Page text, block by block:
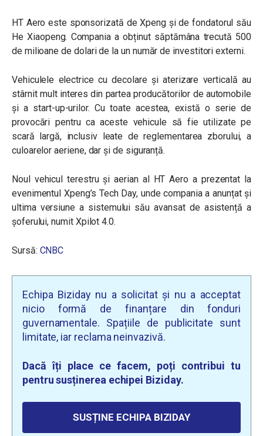
HT Aero este sponsorizată de Xpeng și de fondatorul său
He Xiaopeng. Compania a obținut săptămâna trecută 500
de milioane de dolari de la un număr de investitori externi.
Vehiculele electrice cu decolare și aterizare verticală au
stârnit mult interes din partea producătorilor de automobile
și a start-up-urilor. Cu toate acestea, există o serie de
provocări pentru ca aceste vehicule să fie utilizate pe
scară largă, inclusiv leate de reglementarea zborului, a
culoarelor aeriene, dar și de siguranță.
Noul vehicul terestru și aerian al HT Aero a prezentat la
evenimentul Xpeng’s Tech Day, unde compania a anunțat și
ultima versiune a sistemului său avansat de asistență a
șoferului, numit Xpilot 4.0.
Sursă: CNBC
Echipa Biziday nu a solicitat și nu a acceptat
nicio formă de finanțare din fonduri
guvernamentale. Spațiile de publicitate sunt
limitate, iar reclama neinvazivă.
Dacă îți place ce facem, poți contribui tu
pentru susținerea echipei Biziday.
SUSȚINE ECHIPA BIZIDAY